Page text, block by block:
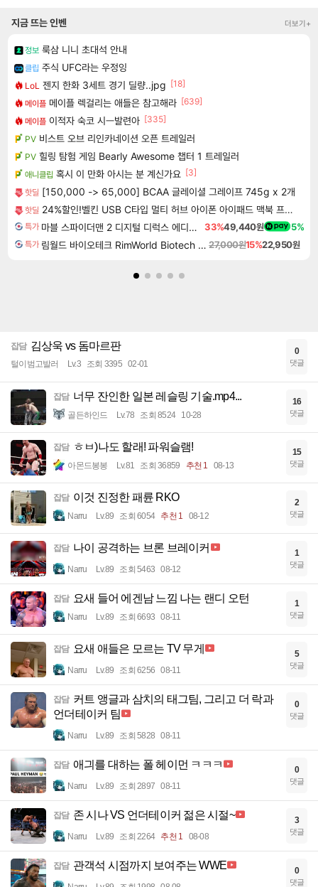
지금 뜨는 인벤 더보기+
정보 룩삼 니니 초대석 안내
클립 주식 UFC라는 우정잉
LoL 젠지 한화 3세트 경기 딜량..jpg [18]
메이플 메이플 렉걸리는 애들은 참고해라 [639]
메이플 이적자 숙코 시ㅡ발련아 [335]
PV 비스트 오브 리인카네이션 오픈 트레일러
PV 힐링 탐험 게임 Bearly Awesome 챕터 1 트레일러
애니클립 혹시 이 만화 아시는 분 계신가요 [3]
핫딜 [150,000 -> 65,000] BCAA 글레이셜 그레이프 745g x 2개
핫딜 24%할인!벨킨 USB C타입 멀티 허브 아이폰 아이패드 맥북 프로 에어 노트북 호환
특가 마블 스파이더맨 2 디지털 디럭스 에디션 Marvel's Spider-Man 2 Digital Deluxe Edition 33%49,440원 5%
특가 림월드 바이오테크 RimWorld Biotech DLC 27,000원15%22,950원
잡담 김상욱 vs 돔마르판
털이범고발러 Lv.3 조회 3395 02-01
0
댓글
잡담 너무 잔인한 일본 레슬링 기술.mp4...
골든하인드 Lv.78 조회 8524 10-28
16
댓글
잡담 ㅎㅂ)나도 할래! 파워슬램!
아몬드봉봉 Lv.81 조회 36859 추천 1 08-13
15
댓글
잡담 이것 진정한 패륜 RKO
Narru Lv.89 조회 6054 추천 1 08-12
2
댓글
잡담 나이 공격하는 브론 브레이커
Narru Lv.89 조회 5463 08-12
1
댓글
잡담 요새 들어 에겐남 느낌 나는 랜디 오턴
Narru Lv.89 조회 6693 08-11
1
댓글
잡담 요새 애들은 모르는 TV 무게
Narru Lv.89 조회 6256 08-11
5
댓글
잡담 커트 앵글과 삼치의 태그팀, 그리고 더 락과
언더테이커 팀
Narru Lv.89 조회 5828 08-11
0
댓글
잡담 애긔를 대하는 폴 헤이먼 ㅋㅋㅋ
Narru Lv.89 조회 2897 08-11
0
댓글
잡담 존 시나 VS 언더테이커 젊은 시절~
Narru Lv.89 조회 2264 추천 1 08-08
3
댓글
잡담 관객석 시점까지 보여주는 WWE 0
댓글